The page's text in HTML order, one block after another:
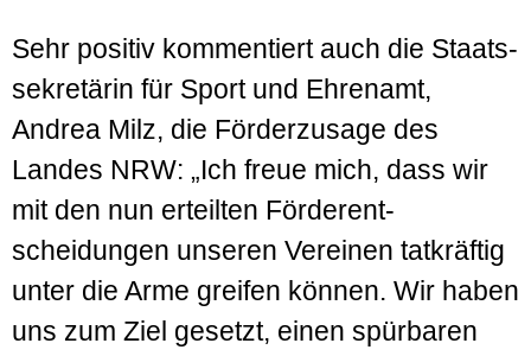
Sehr positiv kommentiert auch die Staats­
sekretärin für Sport und Ehrenamt,
Andrea Milz, die Förder­zusage des
Landes NRW: „Ich freue mich, dass wir
mit den nun erteilten Förder­ent­
scheidungen unseren Vereinen tat­kräftig
unter die Arme greifen können. Wir haben
uns zum Ziel gesetzt, einen spürbaren